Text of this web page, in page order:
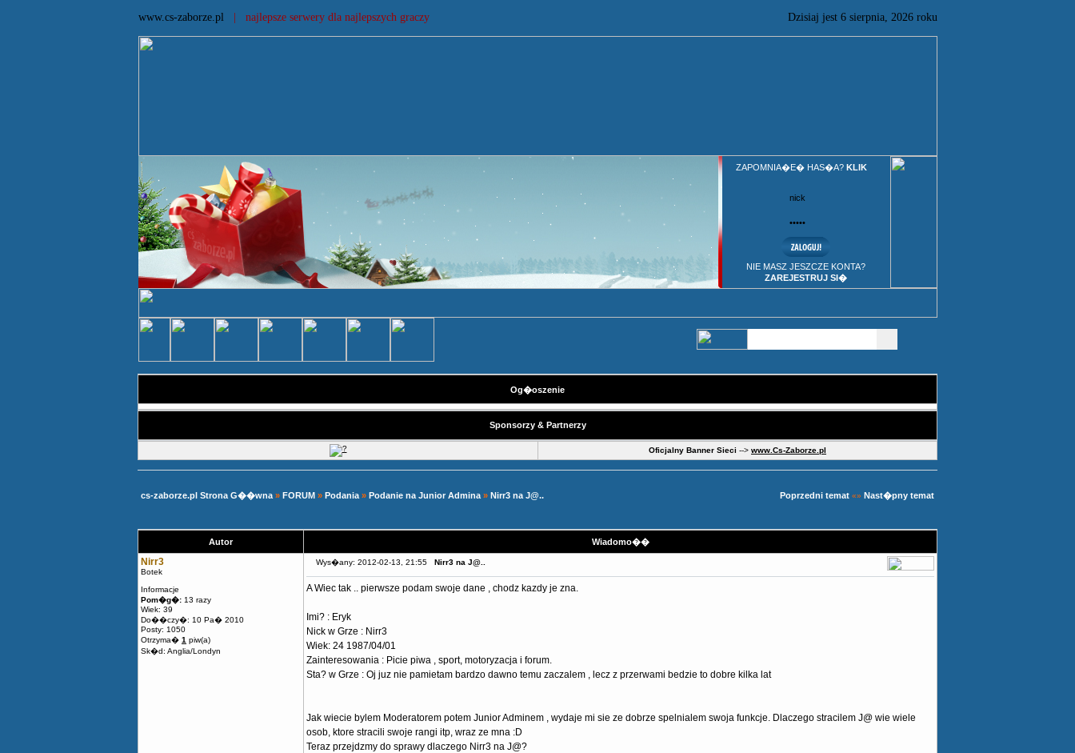
www.cs-zaborze.pl | najlepsze serwery dla najlepszych graczy Dzisiaj jest 6 sierpnia, 2026 roku
ZAPOMNIA�E� HAS�A? KLIK
NIE MASZ JESZCZE KONTA?
ZAREJESTRUJ SI�
Og�oszenie
Sponsorzy & Partnerzy
Oficjalny Banner Sieci --> www.Cs-Zaborze.pl
cs-zaborze.pl Strona G��wna » FORUM » Podania » Podanie na Junior Admina » Nirr3 na J@.. Poprzedni temat «» Nast�pny temat
Autor Wiadomo��
Nirr3
Botek
Informacje
Pom�g�: 13 razy
Wiek: 39
Do��czy�: 10 Pa� 2010
Posty: 1050
Otrzyma� 1 piw(a)
Sk�d: Anglia/Londyn
Wys�any: 2012-02-13, 21:55 Nirr3 na J@..
A Wiec tak .. pierwsze podam swoje dane , chodz kazdy je zna.
Imi? : Eryk
Nick w Grze : Nirr3
Wiek: 24 1987/04/01
Zainteresowania : Picie piwa , sport, motoryzacja i forum.
Sta? w Grze : Oj juz nie pamietam bardzo dawno temu zaczalem , lecz z przerwami bedzie to dobre kilka lat
Jak wiecie bylem Moderatorem potem Junior Adminem , wydaje mi sie ze dobrze spelnialem swoja funkcje. Dlaczego stracilem J@ wie wiele
osob, ktore stracili swoje rangi itp, wraz ze mna :D
Teraz przejdzmy do sprawy dlaczego Nirr3 na J@?